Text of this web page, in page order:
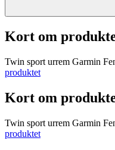
Kort om
Twin sport urrem Garmin
produktet
Kort om
Twin sport urrem Garmin
produktet